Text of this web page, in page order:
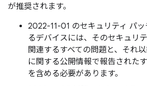
が推奨されます。
2022-11-01 のセキュリティ パ
るデバイスには、そのセキュリ
関連するすべての問題と、それ
に関する公開情報で報告された
を含める必要があります。